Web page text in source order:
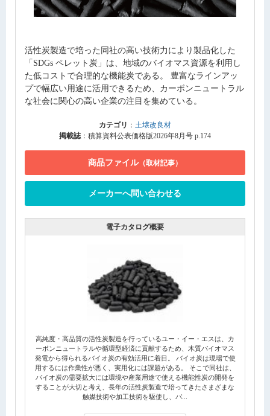
活性炭製造で培った同社の高い技術力により製品化した
「SDGs ペレット炭」は、地域のバイオマス資源を利用し
た低コストで合理的な機能炭である。 豊富なラインアッ
プで幅広い用途に活用できるため、カーボンニュートラル
な社会に関心の高い企業の注目を集めている。
カテゴリ ： 土壌改良材
掲載誌 ：積算資料公表価格版2026年8月号 p.174
商品ファイル（取材記事）
メーカーへ問い合わせる
電子カタログ概要
高純度・高品質の活性炭製造を行っているユー・イー・エスは、カ
ーボンニュートラルや循環型経済に貢献するため、木質バイオマス
発電から得られるバイオ炭の有効活用に着目。 バイオ炭は現場で使
用するには作業性が悪く、実用化には課題がある。 そこで同社は、
バイオ炭の需要拡大には環境や産業用途で使える機能性炭の開発を
することが大切と考え、長年の活性炭製造で培ってきたさまざまな
触媒技術や加工技術を駆使し、バ...